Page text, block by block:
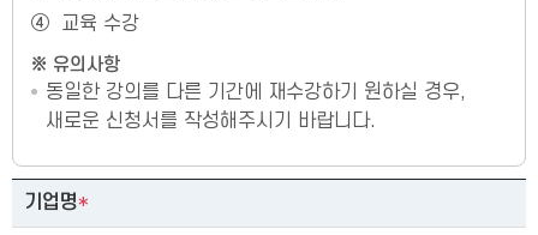
④
교육 수강
※ 유의사항
동일한 강의를 다른 기간에 재수강하기 원하실 경우,
새로운 신청서를 작성해주시기 바랍니다.
단체 교육 신청
기업명*